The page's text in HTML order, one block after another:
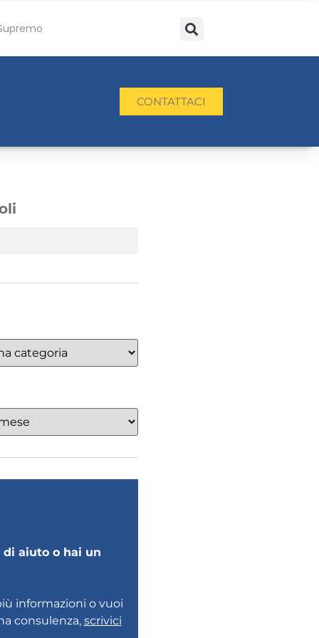
CONTATTACI
di aiuto o hai un
informazioni o vuoi
consulenza, scrivici